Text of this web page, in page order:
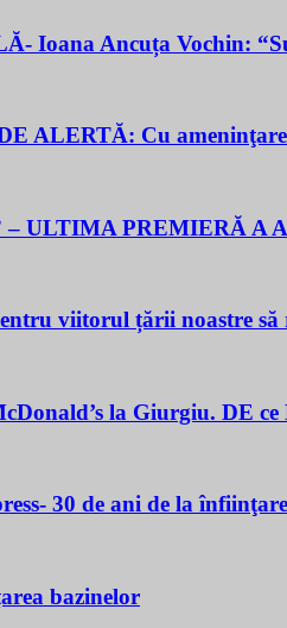
Ioana Ancuța Vochin:
ALERTĂ: Cu
ULTIMA PREMIERĂ A
viitorul țării noastre să
la Giurgiu. DE
30 de ani de la înfiinţare
bazinelor